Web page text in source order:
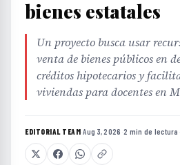
bienes estatales
Un proyecto busca usar
venta de bienes públicos en
créditos hipotecarios y
viviendas para docentes en
EDITORIAL TEAM·Aug 3, 2026 ·2 min de lectura